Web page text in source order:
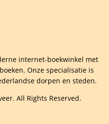
internet-boekwinkel met
Onze specialisatie is
dorpen en steden.
All Rights Reserved.